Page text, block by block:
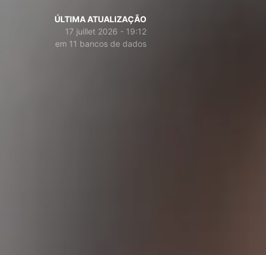
ÚLTIMA ATUALIZAÇÃO
17 juillet 2026 - 19:12
em 11 bancos de dados